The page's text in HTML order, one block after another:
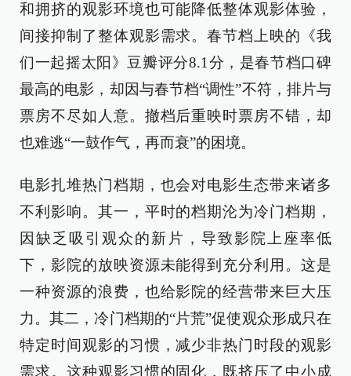
和拥挤的观影环境也可能降低整体观影体验，
间接抑制了整体观影需求。春节档上映的《我
们一起摇太阳》豆瓣评分8.1分，是春节档口碑
最高的电影，却因与春节档“调性”不符，排片与
票房不尽如人意。撤档后重映时票房不错，却
也难逃“一鼓作气，再而衰”的困境。
电影扎堆热门档期，也会对电影生态带来诸多
不利影响。其一，平时的档期沦为冷门档期，
因缺乏吸引观众的新片，导致影院上座率低
下，影院的放映资源未能得到充分利用。这是
一种资源的浪费，也给影院的经营带来巨大压
力。其二，冷门档期的“片荒”促使观众形成只在
特定时间观影的习惯，减少非热门时段的观影
需求。这种观影习惯的固化，既挤压了中小成